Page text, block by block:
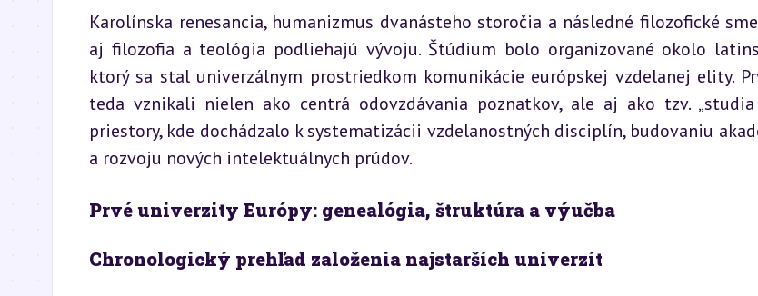
Karolínska renesancia, humanizmus dvanásteho storočia a následné filozofické
aj filozofia a teológia podliehajú vývoju. Štúdium bolo organizované okolo
ktorý sa stal univerzálnym prostriedkom komunikácie európskej vzdelanej elity.
teda vznikali nielen ako centrá odovzdávania poznatkov, ale aj ako tzv. „studia
priestory, kde dochádzalo k systematizácii vzdelanostných disciplín, budovaniu
a rozvoju nových intelektuálnych prúdov.
Prvé univerzity Európy: genealógia, štruktúra a výučba
Chronologický prehľad založenia najstarších univerzít